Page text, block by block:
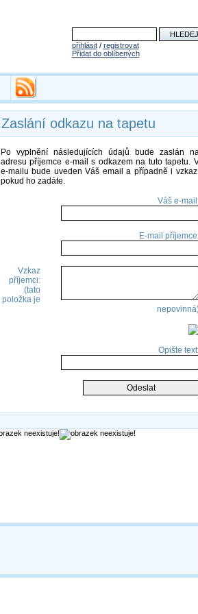
přihlásit/ registrovat
Přidat do oblíbených
Zaslání odkazu na tapetu
Po vyplnění následujících údajů bude zaslán
adresu příjemce e-mail s odkazem na tuto tapetu.
e-mailu bude uveden Váš email a případně i
pokud ho zadáte.
Váš e-
E-mail
Vzkaz
příjemci:
(tato
položka je
Opište